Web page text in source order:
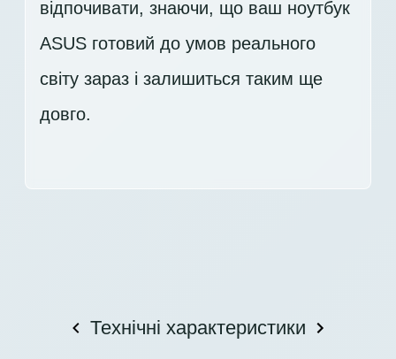
відпочивати, знаючи, що ваш ноутбук
ASUS готовий до умов реального
світу зараз і залишиться таким ще
довго.
Технічні характеристики